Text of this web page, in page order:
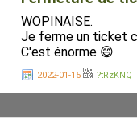
WOPINAISE.
Je ferme un ticket
C'est énorme 😄
2022-01-15 ?tRzKNQ